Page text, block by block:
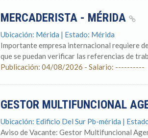
MERCADERISTA - MÉRIDA
Ubicación: Mérida | Estado: Mérida
Importante empresa internacional requiere
que se puedan verificar las referencias de
Publicación: 04/08/2026 - Salario: ----------
GESTOR MULTIFUNCIONAL
Ubicación: Edificio Del Sur Pb-mérida |
Aviso de Vacante: Gestor Multifuncional